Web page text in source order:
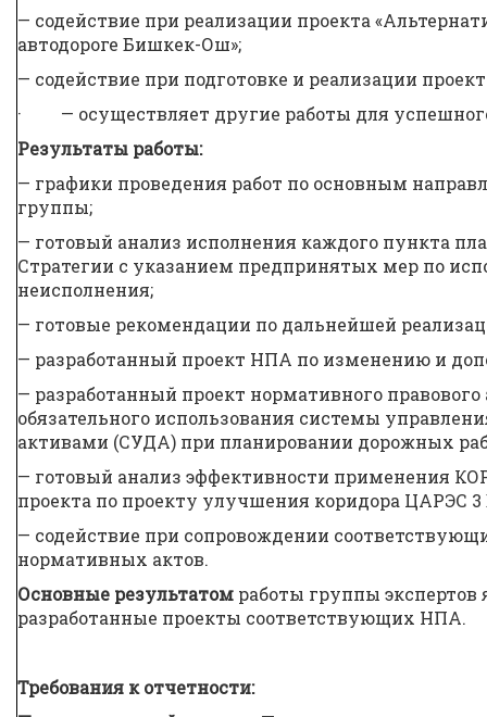
— содействие при реализации проекта
автодороге Бишкек-Ош»;
— содействие при подготовке и реализации
· — осуществляет другие работы для
Результаты работы:
— графики проведения работ по основным
группы;
— готовый анализ исполнения каждого пункта
Стратегии с указанием предпринятых мер по
неисполнения;
— готовые рекомендации по дальнейшей
— разработанный проект НПА по изменению и
— разработанный проект нормативного
обязательного использования системы
активами (СУДА) при планировании дорожных
— готовый анализ эффективности применения
проекта по проекту улучшения коридора ЦАРЭС
— содействие при сопровождении
нормативных актов.
Основные результатом работы группы экспертов
разработанные проекты соответствующих НПА.
Требования к отчетности: